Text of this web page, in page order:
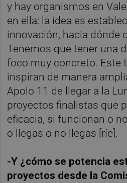
y hay organismos en
en ella: la idea es
innovación, hacia dónde
Tenemos que tener una
foco muy concreto. Este
inspiran de manera
Apolo 11 de llegar a la
proyectos finalistas que
eficacia, si funcionan o
o llegas o no llegas [ríe].
-Y ¿cómo se potencia
proyectos desde la